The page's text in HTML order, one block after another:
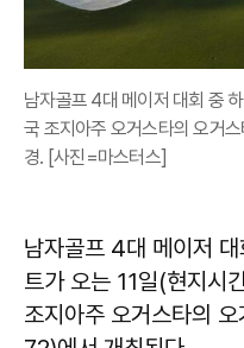
남자골프 4대 메이저 대회 중
국 조지아주 오거스타의 오거
경. [사진=마스터스]
남자골프 4대 메이저
트가 오는 11일(현지시
조지아주 오거스타의